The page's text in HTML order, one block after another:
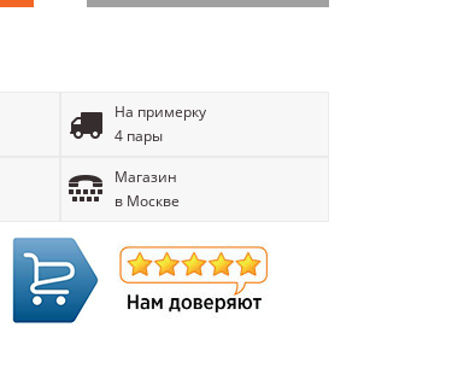
На примерку
4 пары
Магазин
в Москве